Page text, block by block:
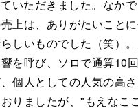
いただきました。なか
上は、ありがたいこと
しいものでした（笑）
を呼び、ソロで通算10
個人としての人気の高
りましたが、"もえなこ